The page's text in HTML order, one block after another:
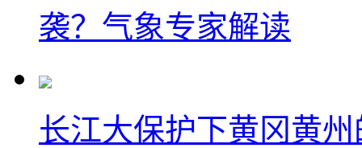
袭？气象专家解读
长江大保护下黄冈黄